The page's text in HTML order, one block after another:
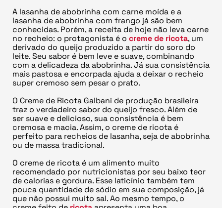
A lasanha de abobrinha com carne moída e a
lasanha de abobrinha com frango já são bem
conhecidas. Porém, a receita de hoje não leva carne
no recheio: o protagonista é o creme de ricota, um
derivado do queijo produzido a partir do soro do
leite. Seu sabor é bem leve e suave, combinando
com a delicadeza da abobrinha. Já sua consistência
mais pastosa e encorpada ajuda a deixar o recheio
super cremoso sem pesar o prato.
O Creme de Ricota Galbani de produção brasileira
traz o verdadeiro sabor do queijo fresco. Além de
ser suave e delicioso, sua consistência é bem
cremosa e macia. Assim, o creme de ricota é
perfeito para recheios de lasanha, seja de abobrinha
ou de massa tradicional.
O creme de ricota é um alimento muito
recomendado por nutricionistas por seu baixo teor
de calorias e gordura. Esse laticínio também tem
pouca quantidade de sódio em sua composição, já
que não possui muito sal. Ao mesmo tempo, o